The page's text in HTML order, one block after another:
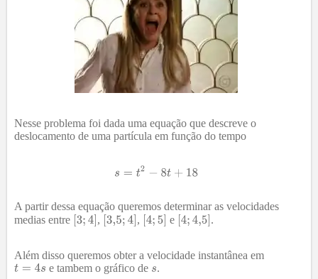
Nesse problema foi dada uma equação que descreve o
deslocamento de uma partícula em função do tempo
A partir dessa equação queremos determinar as velocidades
medias entre
, , e .
Além disso queremos obter a velocidade instantânea em
e tambem o gráfico de
.